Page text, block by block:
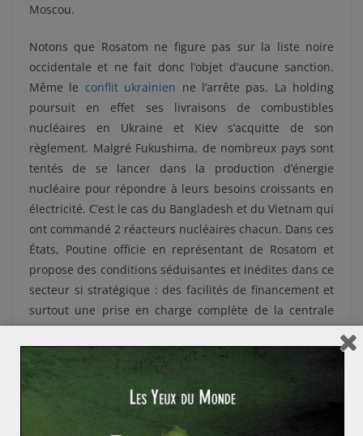
Moscou.
Notons que Rosatom ne figure pas sur la liste noire
occidentale et ne fait donc l’objet d’aucune sanction.
Même le conflit ukrainien ne l’arrête pas. La holding
poursuit en effet ses livraisons de combustibles
nucléaires en Ukraine et Kiev s’acquitte de son
règlement. Malgré Fukushima, de nombreux pays sont
tentés de se lancer dans la production d’énergie
nucléaire pour répondre à leurs besoins croissants en
électricité. C’est le cas du Bangladesh et du Vietnam qui
ont commandé 2 réacteurs nucléaires chacun. Dans ces
États, Poutine officie en représentant de Rosatom et
propose des conditions séduisantes et inédites dans ce
secteur si stratégique : des facilités de financement et
surtout une prise en charge complète de la centrale
nucléaireviasa filiale Rosatom Overseas. Cette
dernière propose en effet des contrats spéciaux dits
«
build-own-operate » (construire-détenir-exploiter) qui
font de Rosatom – et donc indirectement de l’État russe
– le propriétaire de centrales nucléaires à l’étranger.